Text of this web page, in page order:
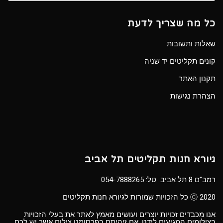
כל מה שצריך לדעת
שאלות ותשובות
קונים תקליטים יד שניה
תקנון האתר
הצהרת נגישות
גיורא חנות תקליטים תל אביב
רמב”ם 8 תל אביב טל:
054-7888265
Ⓒ 2020 כל הזכויות שמורות לגיורא חנות תקליטים
אנו מכבדים זכויות יוצרים ועושים מאמץ לאתר את בעלי הזכויות